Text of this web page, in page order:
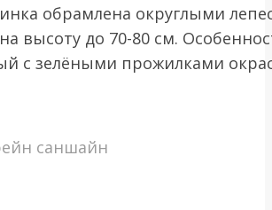
обрамлена округлыми
высоту до 70-80 см.
с зелёными прожилками
саншайн